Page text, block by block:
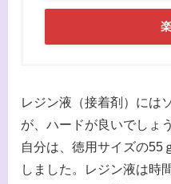
レジン液（接着剤）には
が、ハードが良いでしょう
自分は、徳用サイズの55
しました。レジン液は時